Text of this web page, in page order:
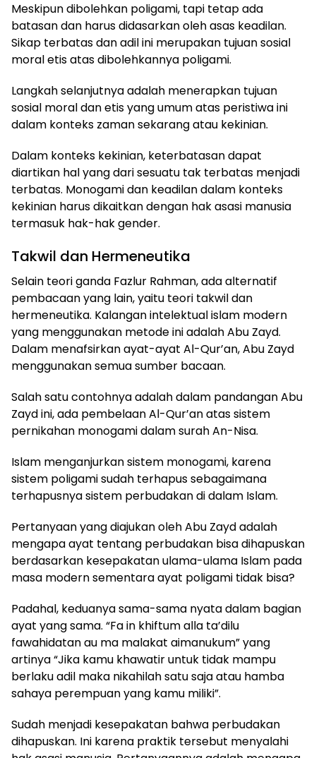
Meskipun dibolehkan poligami, tapi tetap ada
batasan dan harus didasarkan oleh asas keadilan.
Sikap terbatas dan adil ini merupakan tujuan sosial
moral etis atas dibolehkannya poligami.
Langkah selanjutnya adalah menerapkan tujuan
sosial moral dan etis yang umum atas peristiwa ini
dalam konteks zaman sekarang atau kekinian.
Dalam konteks kekinian, keterbatasan dapat
diartikan hal yang dari sesuatu tak terbatas menjadi
terbatas. Monogami dan keadilan dalam konteks
kekinian harus dikaitkan dengan hak asasi manusia
termasuk hak-hak gender.
Takwil dan Hermeneutika
Selain teori ganda Fazlur Rahman, ada alternatif
pembacaan yang lain, yaitu teori takwil dan
hermeneutika. Kalangan intelektual islam modern
yang menggunakan metode ini adalah Abu Zayd.
Dalam menafsirkan ayat-ayat Al-Qur’an, Abu Zayd
menggunakan semua sumber bacaan.
Salah satu contohnya adalah dalam pandangan Abu
Zayd ini, ada pembelaan Al-Qur’an atas sistem
pernikahan monogami dalam surah An-Nisa.
Islam menganjurkan sistem monogami, karena
sistem poligami sudah terhapus sebagaimana
terhapusnya sistem perbudakan di dalam Islam.
Pertanyaan yang diajukan oleh Abu Zayd adalah
mengapa ayat tentang perbudakan bisa dihapuskan
berdasarkan kesepakatan ulama-ulama Islam pada
masa modern sementara ayat poligami tidak bisa?
Padahal, keduanya sama-sama nyata dalam bagian
ayat yang sama. “Fa in khiftum alla ta’dilu
fawahidatan au ma malakat aimanukum” yang
artinya “Jika kamu khawatir untuk tidak mampu
berlaku adil maka nikahilah satu saja atau hamba
sahaya perempuan yang kamu miliki”.
Sudah menjadi kesepakatan bahwa perbudakan
dihapuskan. Ini karena praktik tersebut menyalahi